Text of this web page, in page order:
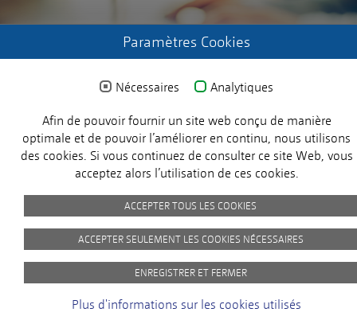
X
Customer Satisfaction
At MICROSENS, the satisfaction of our
customers is our top priority. You will help
ENREGISTREZ-VOUS
© 2024 MICROSENS. Tous droits réservés.
Imprint Privacy Policy picture-credits GTC
Paramètres Cookies
Nécessaires Analytiques
Afin de pouvoir fournir un site web conçu de manière
optimale et de pouvoir l’améliorer en continu, nous utilisons
des cookies. Si vous continuez de consulter ce site Web, vous
acceptez alors l’utilisation de ces cookies.
ACCEPTER TOUS LES COOKIES
ACCEPTER SEULEMENT LES COOKIES NÉCESSAIRES
ENREGISTRER ET FERMER
Plus d'informations sur les cookies utilisés